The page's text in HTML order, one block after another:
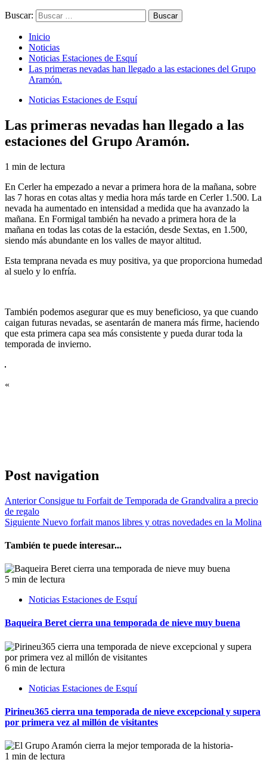
Buscar:
Inicio
Noticias
Noticias Estaciones de Esquí
Las primeras nevadas han llegado a las estaciones del Grupo
Aramón.
Noticias Estaciones de Esquí
Las primeras nevadas han llegado a las
estaciones del Grupo Aramón.
1 min de lectura
En Cerler ha empezado a nevar a primera hora de la mañana, sobre
las 7 horas en cotas altas y media hora más tarde en Cerler 1.500. La
nevada ha aumentado en intensidad a medida que ha avanzado la
mañana. En Formigal también ha nevado a primera hora de la
mañana en todas las cotas de la estación, desde Sextas, en 1.500,
siendo más abundante en los valles de mayor altitud.
Esta temprana nevada es muy positiva, ya que proporciona humedad
al suelo y lo enfría.
También podemos asegurar que es muy beneficioso, ya que cuando
caigan futuras nevadas, se asentarán de manera más firme, haciendo
que esta primera capa sea más consistente y pueda durar toda la
temporada de invierno.
«
Post navigation
AnteriorConsigue tu Forfait de Temporada de Grandvalira a precio
de regalo
Siguiente Nuevo forfait manos libres y otras novedades en la Molina
También te puede interesar...
5 min de lectura
Noticias Estaciones de Esquí
Baqueira Beret cierra una temporada de nieve muy buena
6 min de lectura
Noticias Estaciones de Esquí
Pirineu365 cierra una temporada de nieve excepcional y supera
por primera vez al millón de visitantes
1 min de lectura